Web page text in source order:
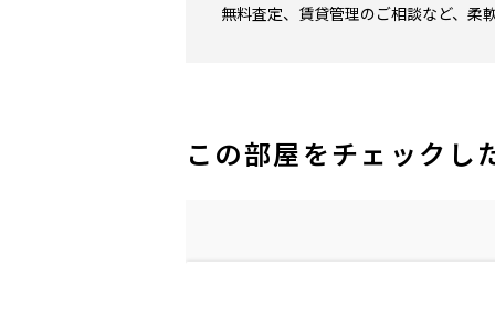
無料査定、賃貸管理のご相談など、柔
この部屋をチェックし